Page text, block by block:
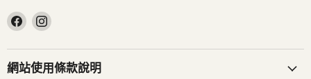
在
Facebook
找
到
在
找
到
網站使用條款說明